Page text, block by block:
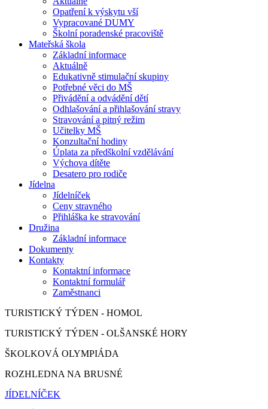
Opatření k výskytu vší
Vypracované DUMY
Školní poradenské pracoviště
Mateřská škola
Základní informace
Aktuálně
Edukativně stimulační skupiny
Potřebné věci do MŠ
Přivádění a odvádění dětí
Odhlašování a přihlašování stravy
Stravování a pitný režim
Učitelky MŠ
Konzultační hodiny
Úplata za předškolní vzdělávání
Výchova dítěte
Desatero pro rodiče
Jídelna
Jídelníček
Ceny stravného
Přihláška ke stravování
Družina
Základní informace
Dokumenty
Kontakty
Kontaktní informace
Kontaktní formulář
Zaměstnanci
TURISTICKÝ TÝDEN - HOMOL
TURISTICKÝ TÝDEN - OLŠANSKÉ HORY
ŠKOLKOVÁ OLYMPIÁDA
ROZHLEDNA NA BRUSNÉ
JÍDELNÍČEK